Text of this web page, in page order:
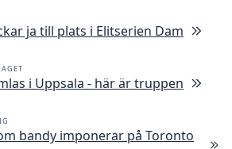
ja till plats i Elitserien Dam
i Uppsala - här är truppen
bandy imponerar på Toronto